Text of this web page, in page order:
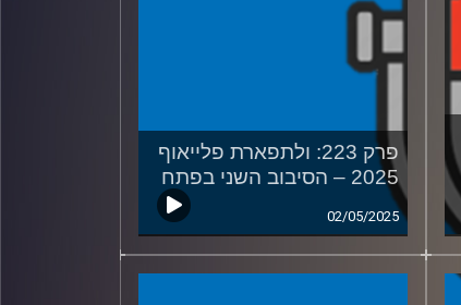
פרק 223: ולתפארת פלייאוף
2025 – הסיבוב השני בפתח
02/05/2025